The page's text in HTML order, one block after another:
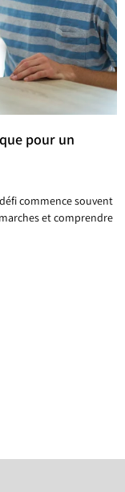
pour un
commence souvent
et comprendre